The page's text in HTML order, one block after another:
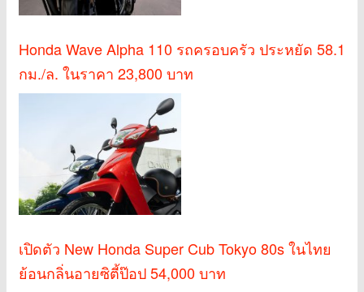
Honda Wave Alpha 110 รถครอบครัว ประหยัด 58.1
กม./ล. ในราคา 23,800 บาท
เปิดตัว New Honda Super Cub Tokyo 80s ในไทย
ย้อนกลิ่นอายซิตี้ป๊อป 54,000 บาท